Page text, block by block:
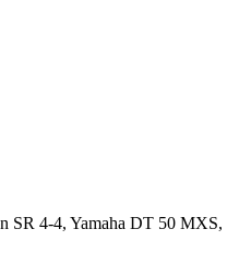
SR 4-4, Yamaha DT 50 MXS,